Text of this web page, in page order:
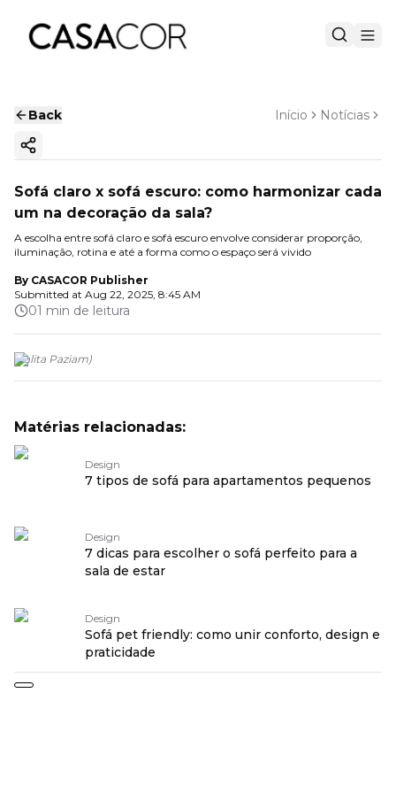
Back Início Notícias
Copy ink
Sofá claro x sofá escuro: como harmonizar cada
um na decoração da sala?
A escolha entre sofá claro e sofá escuro envolve considerar proporção,
iluminação, rotina e até a forma como o espaço será vivido
By CASACOR Publisher
Submitted at Aug 22, 2025, 8:45 AM
01 min de leitura
(Talita Paziam)
Matérias relacionadas:
Design
7 tipos de sofá para apartamentos pequenos
Design
7 dicas para escolher o sofá perfeito para a
sala de estar
Design
Sofá pet friendly: como unir conforto, design e
praticidade